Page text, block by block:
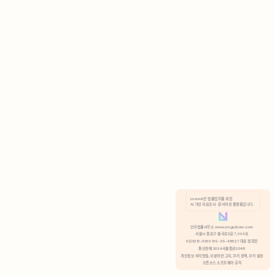
분석 쿠키 허용
Lawvot은 법률업무를 위한
AI 기반 자료조사 · 문서작성 플랫폼입니다.
안국법률사무소 www.anguklaw.com
서울시 종로구 율곡로2길 7, 304호
02)3210-3330 105-05-48527 대표 정희찬
통신판매 2024서울종로0248
개인정보 처리방침, 이용약관 고지, 쿠키 정책, 쿠키 설정
오픈소스 소프트웨어 공지